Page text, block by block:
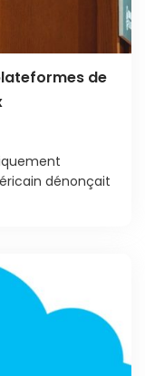
de
dénonçait